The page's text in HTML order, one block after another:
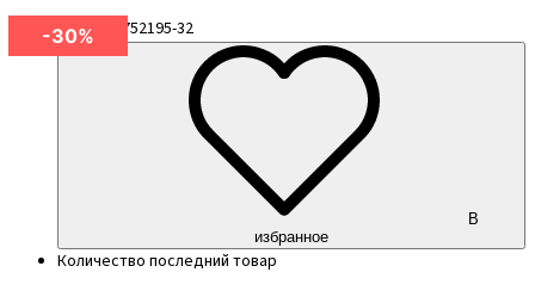
Артикул
752195-32
В
избранное
Количество последний товар
-30%